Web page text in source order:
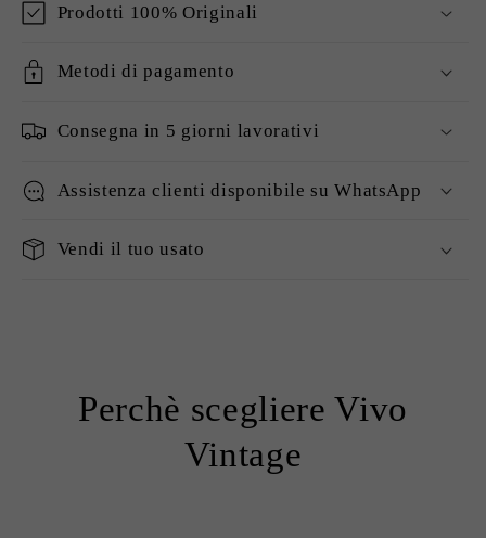
Prodotti 100% Originali
Metodi di pagamento
Consegna in 5 giorni lavorativi
Assistenza clienti disponibile su WhatsApp
Vendi il tuo usato
Perchè scegliere Vivo
Vintage